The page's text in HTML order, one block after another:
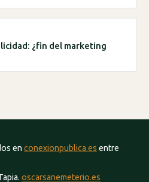
¿fin del marketing
en conexionpublica.es entre
oscarsanemeterio.es